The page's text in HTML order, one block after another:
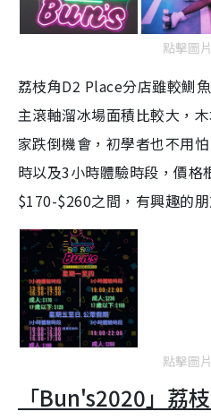
點擊圖
荔枝角D2 Place分店雖較鰂
主滾軸溜冰場面積比較大，
家跌倒機會，初學者也不用
時以及3小時體驗時段，價
$170-$260之間，有興趣的
點擊圖
「Bun's2020」荔